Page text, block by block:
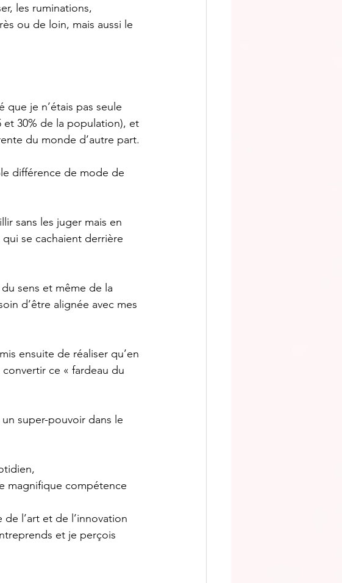
les ruminations,
ou de loin, mais aussi le
que je n’étais pas seule
et 30% de la population), et
du monde d’autre part.
différence de mode de
sans les juger mais en
se cachaient derrière
sens et même de la
d’être alignée avec mes
ensuite de réaliser qu’en
ce « fardeau du
super-pouvoir dans le
magnifique compétence
l’art et de l’innovation
et je perçois